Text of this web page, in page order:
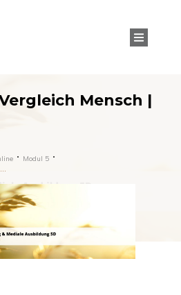
Mensch |
Modul 5
Lektion 5.10 – Vergleich Mensch | Tier